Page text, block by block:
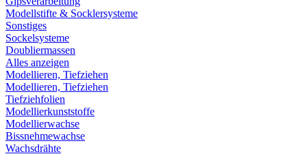
Modellstifte & Socklersysteme
Sonstiges
Sockelsysteme
Doubliermassen
Alles anzeigen
Modellieren, Tiefziehen
Modellieren, Tiefziehen
Tiefziehfolien
Modellierkunststoffe
Modellierwachse
Bissnehmewachse
Wachsdrähte